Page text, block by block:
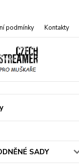
podmínky Kontakty
SADY